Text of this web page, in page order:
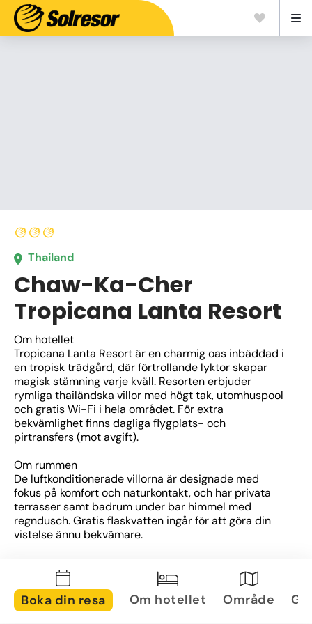
Thailand
Chaw-Ka-Cher
Tropicana Lanta Resort
Om hotellet
Tropicana Lanta Resort är en charmig oas inbäddad i
en tropisk trädgård, där förtrollande lyktor skapar
magisk stämning varje kväll. Resorten erbjuder
rymliga thailändska villor med högt tak, utomhuspool
och gratis Wi-Fi i hela området. För extra
bekvämlighet finns dagliga flygplats- och
pirtransfers (mot avgift).
Om rummen
De luftkonditionerade villorna är designade med
fokus på komfort och naturkontakt, och har privata
terrasser samt badrum under bar himmel med
regndusch. Gratis flaskvatten ingår för att göra din
vistelse ännu bekvämare.
Resorten ligger bara 500 meter från Beautiful/Secret
Beach och 800 meter från Relax Beach, vilket ger
enkel tillgång till natursköna Koh Lanta National Park
Boka din resa Om hotellet Område